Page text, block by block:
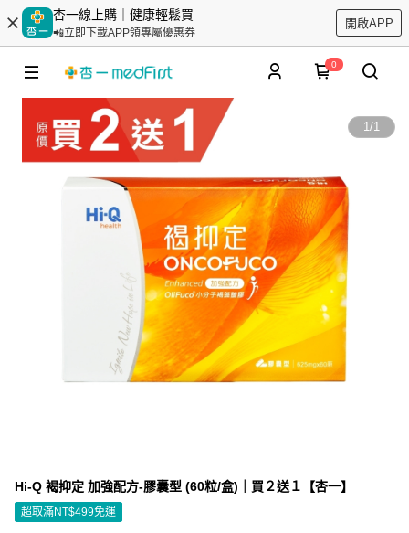
杏一線上購｜健康輕鬆買
📲立即下載APP領專屬優惠券
開啟APP
0
1/1
Hi-Q 褐抑定 加強配方-膠囊型 (60粒/盒)｜買２送１【杏一】
超取滿NT$499免運